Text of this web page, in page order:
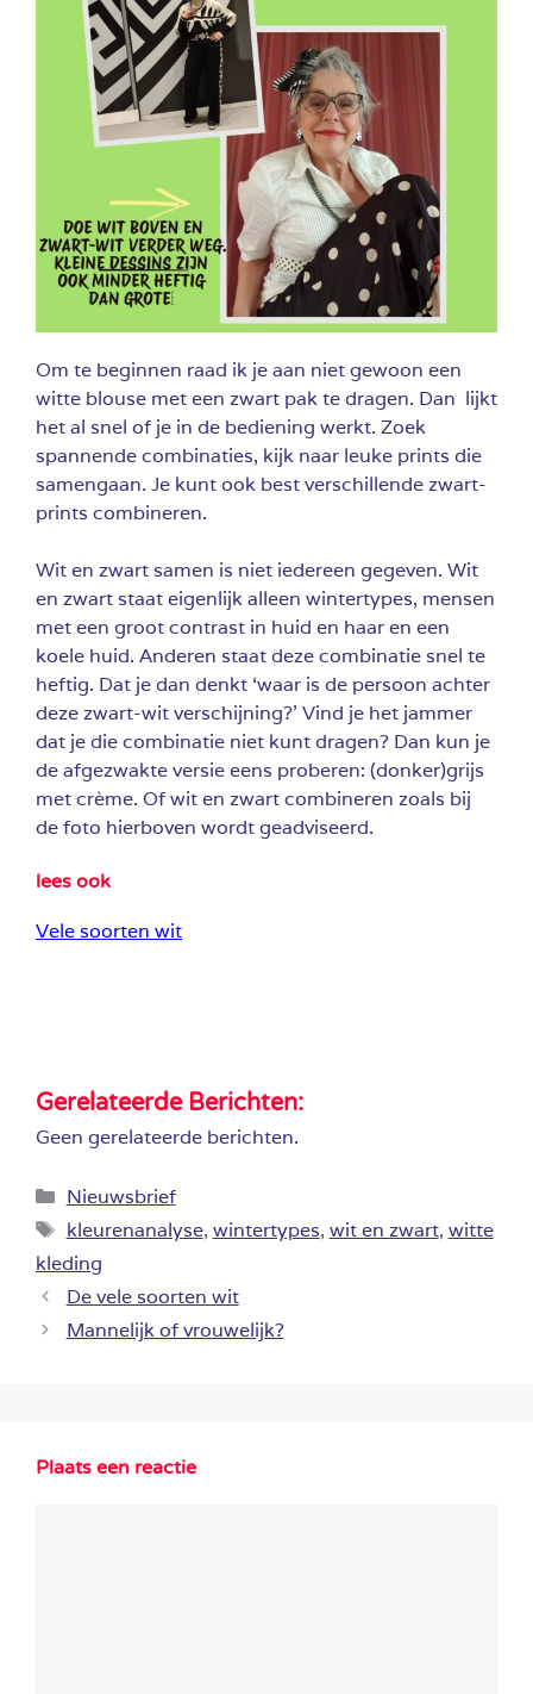
Om te beginnen raad ik je aan niet gewoon een
witte blouse met een zwart pak te dragen. Dan lijkt
het al snel of je in de bediening werkt. Zoek
spannende combinaties, kijk naar leuke prints die
samengaan. Je kunt ook best verschillende zwart-
prints combineren.
Wit en zwart samen is niet iedereen gegeven. Wit
en zwart staat eigenlijk alleen wintertypes, mensen
met een groot contrast in huid en haar en een
koele huid. Anderen staat deze combinatie snel te
heftig. Dat je dan denkt ‘waar is de persoon achter
deze zwart-wit verschijning?’ Vind je het jammer
dat je die combinatie niet kunt dragen? Dan kun je
de afgezwakte versie eens proberen: (donker)grijs
met crème. Of wit en zwart combineren zoals bij
de foto hierboven wordt geadviseerd.
lees ook
Vele soorten wit
Gerelateerde Berichten:
Geen gerelateerde berichten.
Categorieën
Nieuwsbrief
Tags
kleurenanalyse, wintertypes, wit en zwart, witte
kleding
De vele soorten wit
Mannelijk of vrouwelijk?
Plaats een reactie